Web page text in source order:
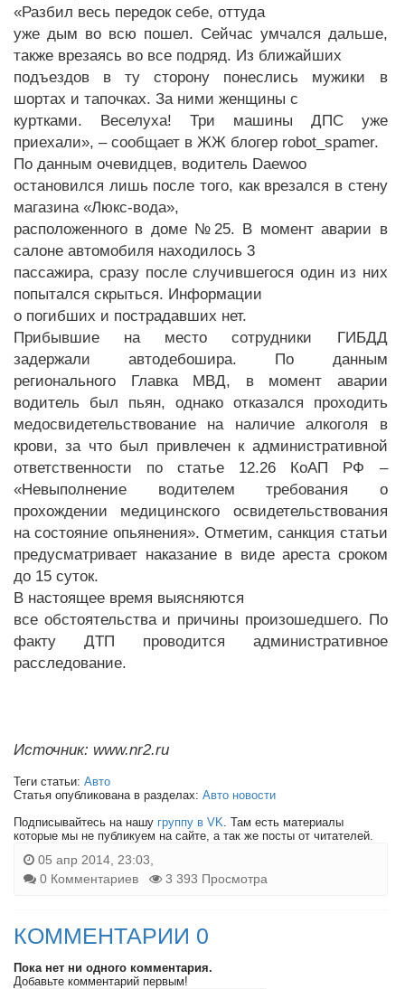
«Разбил весь передок себе, оттуда
уже дым во всю пошел. Сейчас умчался дальше,
также врезаясь во все подряд. Из ближайших
подъездов в ту сторону понеслись мужики в
шортах и тапочках. За ними женщины с
куртками. Веселуха! Три машины ДПС уже
приехали», – сообщает в ЖЖ блогер robot_spamer.
По данным очевидцев, водитель Daewoo
остановился лишь после того, как врезался в стену
магазина «Люкс-вода»,
расположенного в доме №25. В момент аварии в
салоне автомобиля находилось 3
пассажира, сразу после случившегося один из них
попытался скрыться. Информации
о погибших и пострадавших нет.
Прибывшие на место сотрудники ГИБДД
задержали автодебошира. По данным
регионального Главка МВД, в момент аварии
водитель был пьян, однако отказался проходить
медосвидетельствование на наличие алкоголя в
крови, за что был привлечен к административной
ответственности по статье 12.26 КоАП РФ –
«Невыполнение водителем требования о
прохождении медицинского освидетельствования
на состояние опьянения». Отметим, санкция статьи
предусматривает наказание в виде ареста сроком
до 15 суток.
В настоящее время выясняются
все обстоятельства и причины произошедшего. По
факту ДТП проводится административное
расследование.
Источник: www.nr2.ru
Теги статьи: Авто
Статья опубликована в разделах: Авто новости
Подписывайтесь на нашу группу в VK. Там есть материалы
которые мы не публикуем на сайте, а так же посты от читателей.
05 апр 2014, 23:03,
0 Комментариев
3 393 Просмотра
КОММЕНТАРИИ 0
Пока нет ни одного комментария.
Добавьте комментарий первым!